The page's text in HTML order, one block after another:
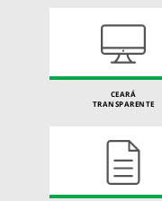
CEARÁ
TRANSPARENTE